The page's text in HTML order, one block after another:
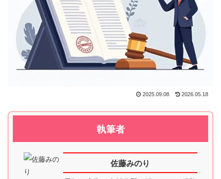
2025.09.08 2026.05.18
執筆者
佐藤みのり